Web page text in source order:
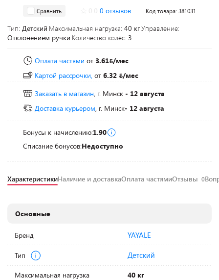
Сравнить 0 отзывов Код товара: 381031
Тип: Детский Максимальная нагрузка: 40 кгУправление:
Отклонением ручки Количество колёс: 3
Оплата частями от 3.61 /мес
Картой рассрочки, от 6.32
/мес
Заказать в магазин, г. Минск - 12 августа
Доставка курьером, г. Минск- 12 августа
Бонусы к начислению:1.90
Списание бонусов:Недоступно
ХарактеристикиНаличие и доставкаОплата частямиОтзывы 0
Основные
Бренд YAYALE
Тип Детский
Максимальная нагрузка
40 кг